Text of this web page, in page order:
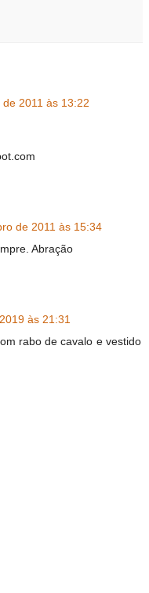
2011 às 13:22
de 2011 às 15:34
Abração
às 21:31
rabo de cavalo e vestido